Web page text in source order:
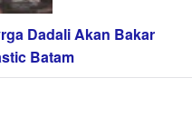
Dadali Akan Bakar
Batam